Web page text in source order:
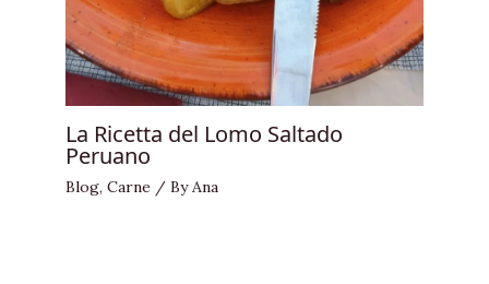
La Ricetta del Lomo Saltado
Peruano
Blog, Carne / ByAna